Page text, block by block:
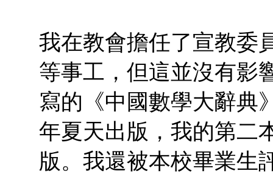
我在教會擔任了宣教委
等事工，但這並沒有影
寫的《中國數學大辭典
年夏天出版，我的第二
版。我還被本校畢業生